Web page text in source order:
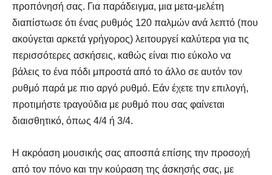
προπόνησή σας. Για παράδειγμα, μια μετα-μελέτη
διαπίστωσε ότι ένας ρυθμός 120 παλμών ανά λεπτό (που
ακούγεται αρκετά γρήγορος) λειτουργεί καλύτερα για τις
περισσότερες ασκήσεις, καθώς είναι πιο εύκολο να
βάλεις το ένα πόδι μπροστά από το άλλο σε αυτόν τον
ρυθμό παρά με πιο αργό ρυθμό. Εάν έχετε την επιλογή,
προτιμήστε τραγούδια με ρυθμό που σας φαίνεται
διαισθητικό, όπως 4/4 ή 3/4.
Η ακρόαση μουσικής σας αποσπά επίσης την προσοχή
από τον πόνο και την κούραση της άσκησής σας, με